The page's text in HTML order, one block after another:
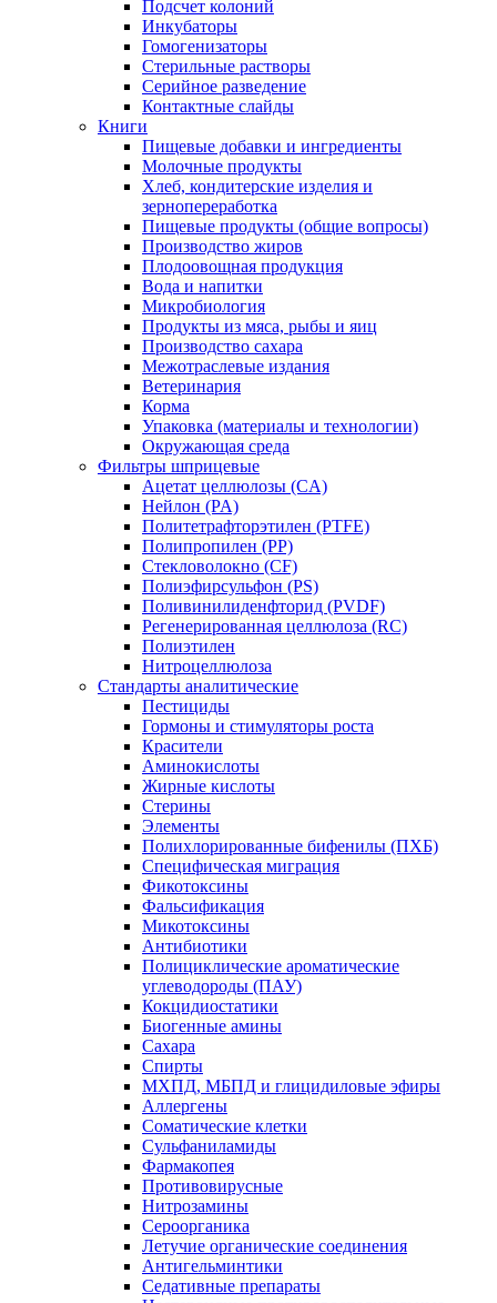
Подсчет колоний
Инкубаторы
Гомогенизаторы
Стерильные растворы
Серийное разведение
Контактные слайды
Книги
Пищевые добавки и ингредиенты
Молочные продукты
Хлеб, кондитерские изделия и
зернопереработка
Пищевые продукты (общие вопросы)
Производство жиров
Плодоовощная продукция
Вода и напитки
Микробиология
Продукты из мяса, рыбы и яиц
Производство сахара
Межотраслевые издания
Ветеринария
Корма
Упаковка (материалы и технологии)
Окружающая среда
Фильтры шприцевые
Ацетат целлюлозы (CA)
Нейлон (PA)
Политетрафторэтилен (PTFE)
Полипропилен (PP)
Стекловолокно (CF)
Полиэфирсульфон (PS)
Поливинилиденфторид (PVDF)
Регенерированная целлюлоза (RC)
Полиэтилен
Нитроцеллюлоза
Стандарты аналитические
Пестициды
Гормоны и стимуляторы роста
Красители
Аминокислоты
Жирные кислоты
Стерины
Элементы
Полихлорированные бифенилы (ПХБ)
Специфическая миграция
Фикотоксины
Фальсификация
Микотоксины
Антибиотики
Полициклические ароматические
углеводороды (ПАУ)
Кокцидиостатики
Биогенные амины
Сахара
Спирты
МХПД, МБПД и глицидиловые эфиры
Аллергены
Соматические клетки
Сульфаниламиды
Фармакопея
Противовирусные
Нитрозамины
Сероорганика
Летучие органические соединения
Антигельминтики
Седативные препараты